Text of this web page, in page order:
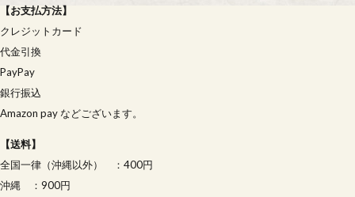
【お支払方法】
クレジットカード
代金引換
PayPay
銀行振込
Amazon pay などございます。
【送料】
全国一律（沖縄以外） ：400円
沖縄 ：900円